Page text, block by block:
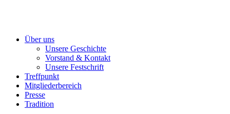
Über uns
Unsere Geschichte
Vorstand & Kontakt
Unsere Festschrift
Treffpunkt
Mitgliederbereich
Presse
Tradition